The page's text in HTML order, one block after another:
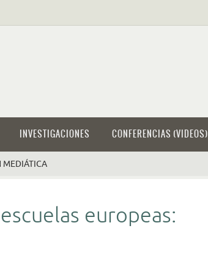
INVESTIGACIONES CONFERENCIAS (VIDEOS)
europeas: